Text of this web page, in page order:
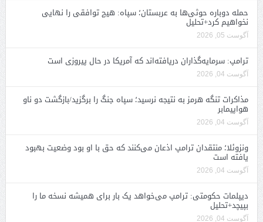
حمله دوباره حوثی‌ها به عربستان؛ سپاه: هیچ توافقی را نهایی
نخواهیم کرد+تحلیل
آگوست 05, 2026
ترامپ: سرمایه‌گذاران دریافته‌اند که آمریکا در حال پیروزی است
آگوست 04, 2026
مذاکرات تنگه هرمز به نتیجه نرسید؛ سپاه جنگ را برگزید/بازگشت دو ناو
هواپیمابر
آگوست 04, 2026
ونزوئلا؛ منتقدان ترامپ اذعان می‌کنند که حق با او بود وضعیت بهبود
یافته است
آگوست 04, 2026
دیپلمات حکومتی: ترامپ می‌خواهد یک بار برای همیشه نسخه ما را
بپیچد+تحلیل
آگوست 04, 2026